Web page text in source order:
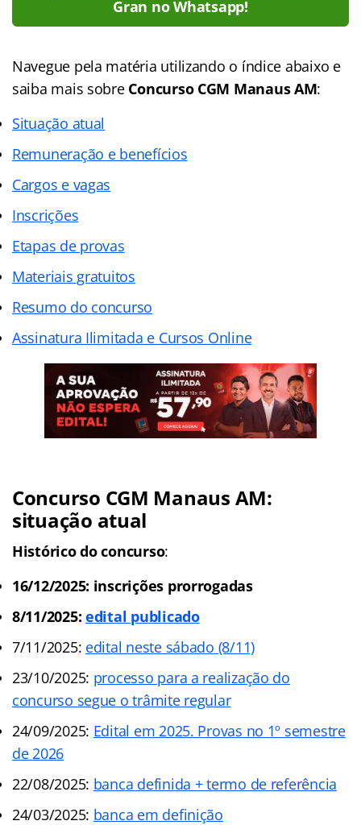
Gran no Whatsapp!
Navegue pela matéria utilizando o índice abaixo e
saiba mais sobre Concurso CGM Manaus AM:
Situação atual
Remuneração e benefícios
Cargos e vagas
Inscrições
Etapas de provas
Materiais gratuitos
Resumo do concurso
Assinatura Ilimitada e Cursos Online
Concurso CGM Manaus AM:
situação atual
Histórico do concurso:
16/12/2025: inscrições prorrogadas
8/11/2025:edital publicado
7/11/2025: edital neste sábado (8/11)
23/10/2025: processo para a realização do
concurso segue o trâmite regular
24/09/2025: Edital em 2025. Provas no 1º semestre
de 2026
22/08/2025: banca definida + termo de referência
24/03/2025: banca em definição